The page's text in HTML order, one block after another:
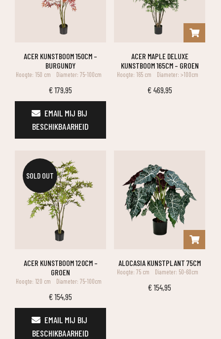
ACER KUNSTBOOM 150CM –
BURGUNDY
Hoogte: 150 cm Diameter: 75-100cm
€179,95
EMAIL MIJ BIJ
BESCHIKBAARHEID
ACER MAPLE DELUXE
KUNSTBOOM 165CM – GROEN
Hoogte: 165 cm Diameter: >100cm
€ 469,95
SOLD OUT
ACER KUNSTBOOM 120CM –
GROEN
Hoogte: 120 cm Diameter: 75-100cm
€154,95
EMAIL MIJ BIJ
BESCHIKBAARHEID
ALOCASIA KUNSTPLANT 75CM
Hoogte: 75 cm Diameter: 50-60cm
€154,95